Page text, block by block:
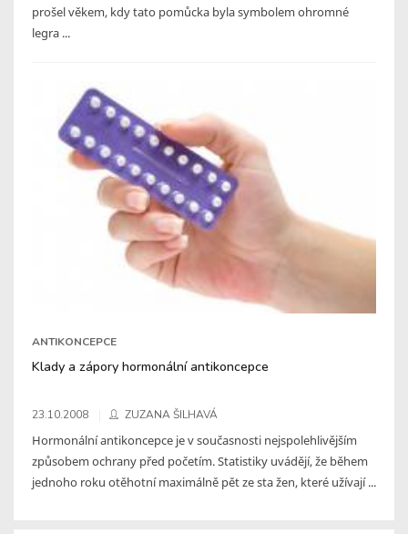
prošel věkem, kdy tato pomůcka byla symbolem ohromné
legra ...
ANTIKONCEPCE
Klady a zápory hormonální antikoncepce
23.10.2008 ZUZANA ŠILHAVÁ
Hormonální antikoncepce je v současnosti nejspolehlivějším
způsobem ochrany před početím. Statistiky uvádějí, že během
jednoho roku otěhotní maximálně pět ze sta žen, které užívají ...